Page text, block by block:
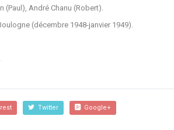
(Paul), André Chanu (Robert).
(décembre 1948-janvier 1949).
Twitter Google+